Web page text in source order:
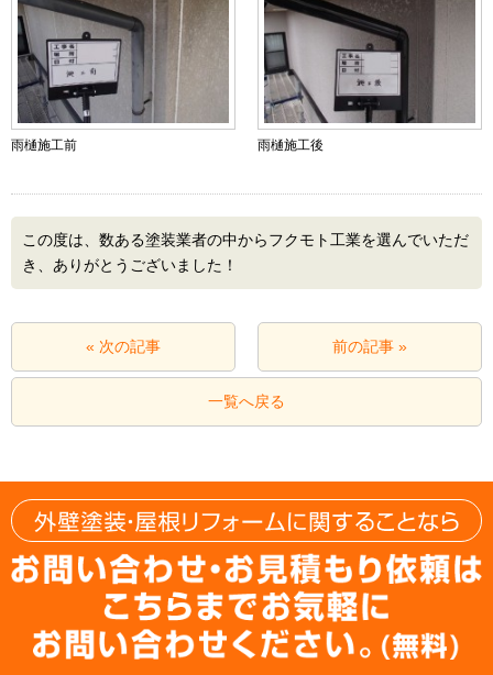
雨樋施工前 雨樋施工後
この度は、数ある塗装業者の中からフクモト工業を選んでいただ
き、ありがとうございました！
« 次の記事 前の記事 »
一覧へ戻る